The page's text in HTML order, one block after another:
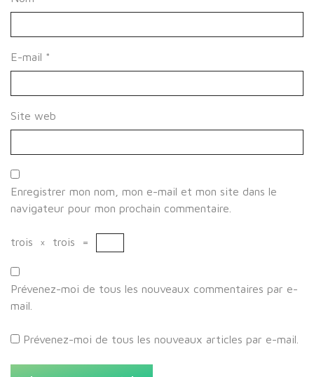
E-mail *
Site web
Enregistrer mon nom, mon e-mail et mon site dans le
navigateur pour mon prochain commentaire.
trois × trois =
Prévenez-moi de tous les nouveaux commentaires par e-
mail.
Prévenez-moi de tous les nouveaux articles par e-mail.